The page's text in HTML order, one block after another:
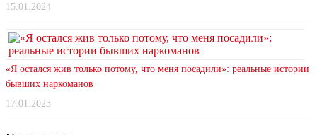
15.01.2024
«Я остался жив только потому, что меня посадили»: реальные истории
бывших наркоманов
17.01.2023